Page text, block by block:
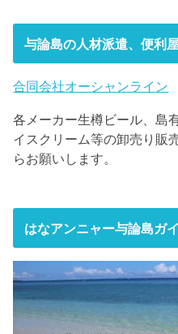
与論島の人材派遣、便利
合同会社オーシャンライン
各メーカー生樽ビール、島
イスクリーム等の卸売り販
らお願いします。
はなアンニャー与論島ガ